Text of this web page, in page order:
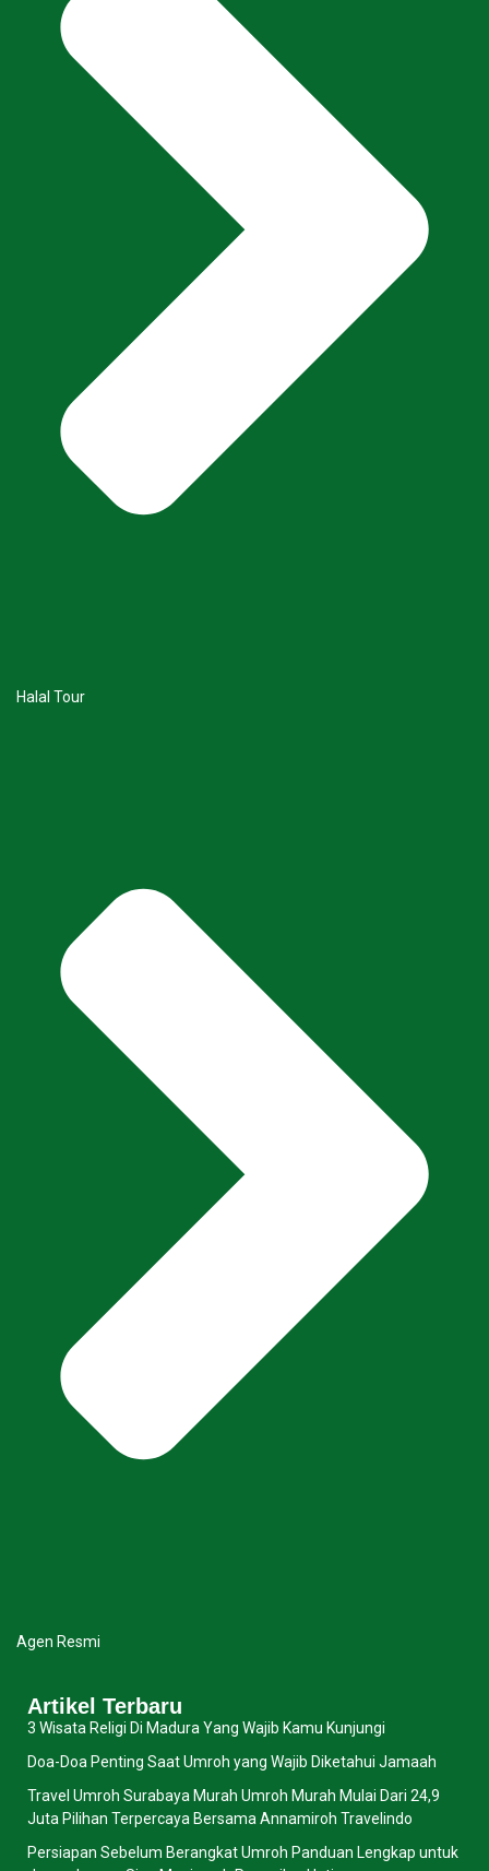
Halal Tour
Agen Resmi
Artikel Terbaru
3 Wisata Religi Di Madura Yang Wajib Kamu Kunjungi
Doa-Doa Penting Saat Umroh yang Wajib Diketahui Jamaah
Travel Umroh Surabaya Murah Umroh Murah Mulai Dari 24,9
Juta Pilihan Terpercaya Bersama Annamiroh Travelindo
Persiapan Sebelum Berangkat Umroh Panduan Lengkap untuk